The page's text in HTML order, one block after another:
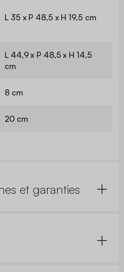
L 35 x P 48,5 x H 19,5 cm
L 44,9 x P 48,5 x H 14,5
cm
8 cm
20 cm
et garanties